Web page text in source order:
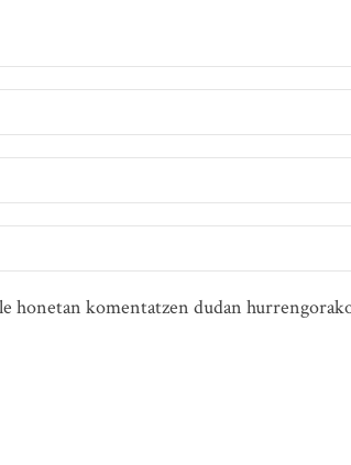
honetan komentatzen dudan